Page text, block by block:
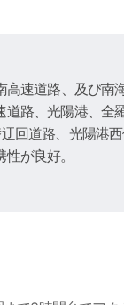
速道路、及び南
道路、光陽港、
回道路、光陽港
が良好。